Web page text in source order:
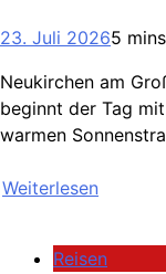
23. Juli 20265 mins
Neukirchen am
beginnt der Tag
warmen
Weiterlesen
Reisen